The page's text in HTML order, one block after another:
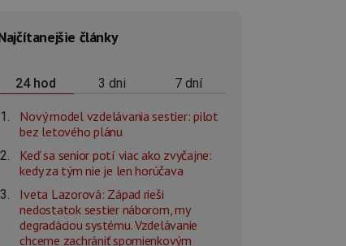
články
24 hod 3 dni 7 dní
Nový model vzdelávania sestier: pilot
bez letového plánu
Keď sa senior potí viac ako zvyčajne:
kedy za tým nie je len horúčava
Iveta Lazorová: Západ rieši
nedostatok sestier náborom, my
degradáciou systému. Vzdelávanie
chceme zachrániť spomienkovým